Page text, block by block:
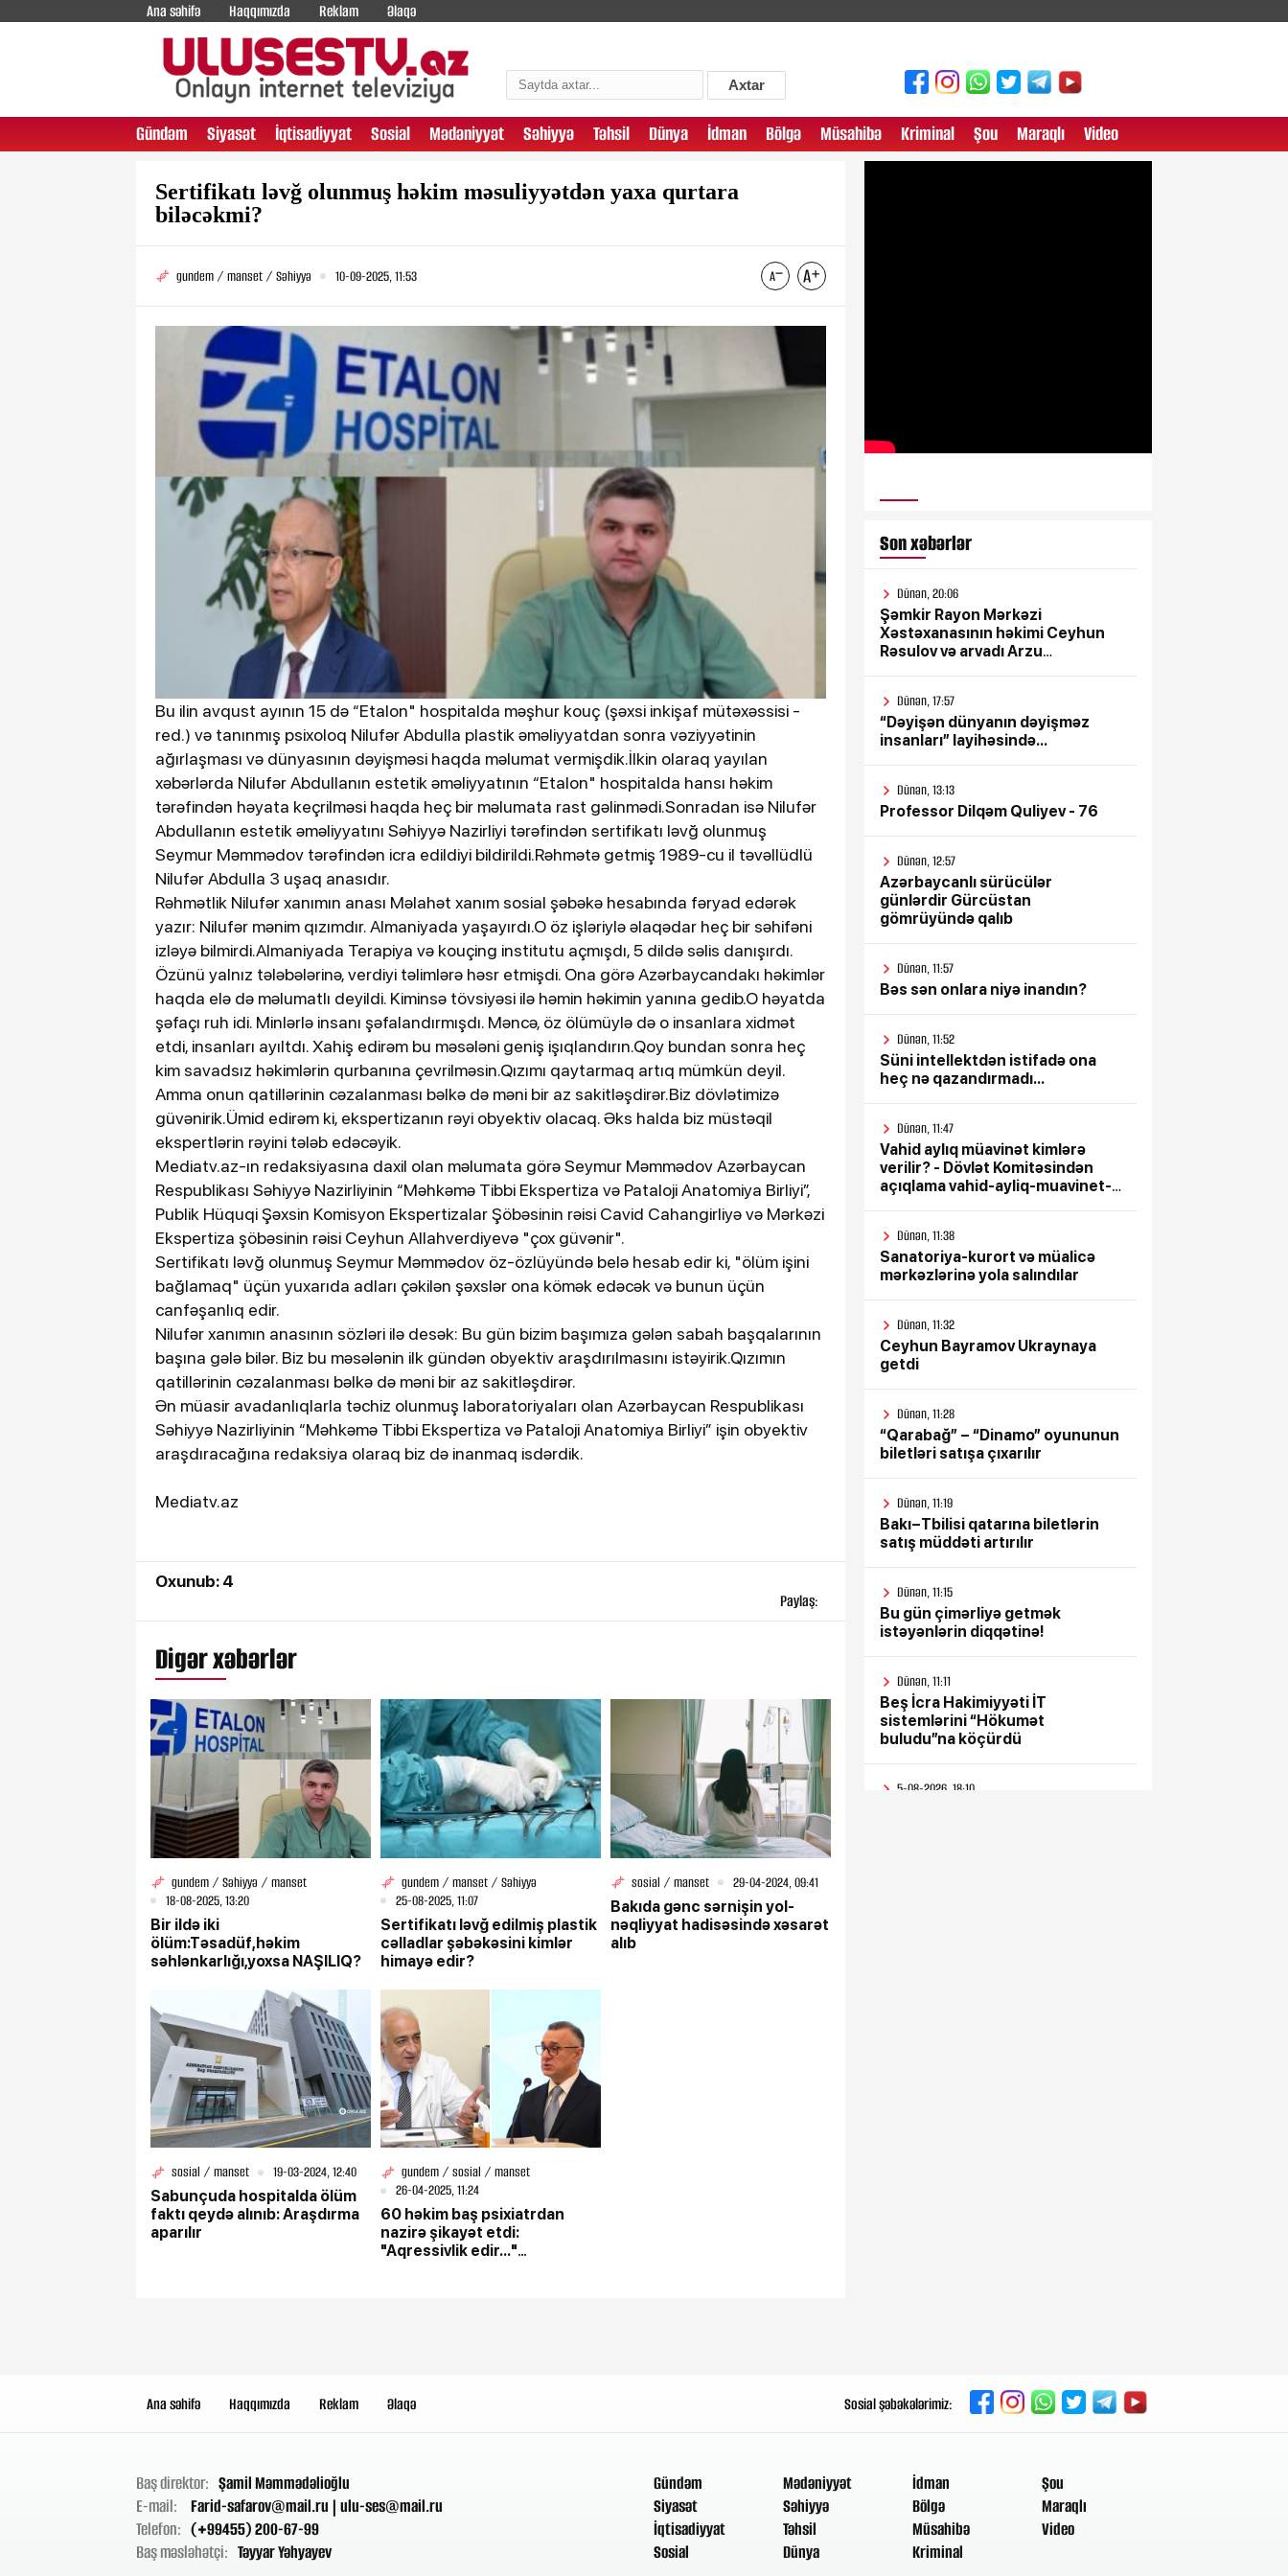
Ana səhifə Haqqımızda Reklam Əlaqə
Axtar
Gündəm Siyasət İqtisadiyyat Sosial Mədəniyyət Səhiyyə Təhsil Dünya İdman Bölgə Müsahibə Kriminal Şou Maraqlı Video
Sertifikatı ləvğ olunmuş həkim məsuliyyətdən yaxa qurtara
biləcəkmi?
gundem / manset / Səhiyyə 10-09-2025, 11:53
Bu ilin avqust ayının 15 də “Etalon" hospitalda məşhur kouç (şəxsi inkişaf mütəxəssisi -
red.) və tanınmış psixoloq Nilufər Abdulla plastik əməliyyatdan sonra vəziyyətinin
ağırlaşması və dünyasının dəyişməsi haqda məlumat vermişdik.İlkin olaraq yayılan
xəbərlərda Nilufər Abdullanın estetik əməliyyatının “Etalon" hospitalda hansı həkim
tərəfindən həyata keçrilməsi haqda heç bir məlumata rast gəlinmədi.Sonradan isə Nilufər
Abdullanın estetik əməliyyatını Səhiyyə Nazirliyi tərəfindən sertifikatı ləvğ olunmuş
Seymur Məmmədov tərəfindən icra edildiyi bildirildi.Rəhmətə getmiş 1989-cu il təvəllüdlü
Nilufər Abdulla 3 uşaq anasıdır.
Rəhmətlik Nilufər xanımın anası Məlahət xanım sosial şəbəkə hesabında fəryad edərək
yazır: Nilufər mənim qızımdır. Almaniyada yaşayırdı.O öz işləriylə əlaqədar heç bir səhifəni
izləyə bilmirdi.Almaniyada Terapiya və kouçing institutu açmışdı, 5 dildə səlis danışırdı.
Özünü yalnız tələbələrinə, verdiyi təlimlərə həsr etmişdi. Ona görə Azərbaycandakı həkimlər
haqda elə də məlumatlı deyildi. Kiminsə tövsiyəsi ilə həmin həkimin yanına gedib.O həyatda
şəfaçı ruh idi. Minlərlə insanı şəfalandırmışdı. Məncə, öz ölümüylə də o insanlara xidmət
etdi, insanları ayıltdı. Xahiş edirəm bu məsələni geniş işıqlandırın.Qoy bundan sonra heç
kim savadsız həkimlərin qurbanına çevrilməsin.Qızımı qaytarmaq artıq mümkün deyil.
Amma onun qatillərinin cəzalanması bəlkə də məni bir az sakitləşdirər.Biz dövlətimizə
güvənirik.Ümid edirəm ki, ekspertizanın rəyi obyektiv olacaq. Əks halda biz müstəqil
ekspertlərin rəyini tələb edəcəyik.
Mediatv.az-ın redaksiyasına daxil olan məlumata görə Seymur Məmmədov Azərbaycan
Respublikası Səhiyyə Nazirliyinin “Məhkəmə Tibbi Ekspertiza və Pataloji Anatomiya Birliyi”,
Publik Hüquqi Şəxsin Komisyon Ekspertizalar Şöbəsinin rəisi Cavid Cahangirliyə və Mərkəzi
Ekspertiza şöbəsinin rəisi Ceyhun Allahverdiyevə "çox güvənir".
Sertifikatı ləvğ olunmuş Seymur Məmmədov öz-özlüyündə belə hesab edir ki, "ölüm işini
bağlamaq" üçün yuxarıda adları çəkilən şəxslər ona kömək edəcək və bunun üçün
canfəşanlıq edir.
Nilufər xanımın anasının sözləri ilə desək: Bu gün bizim başımıza gələn sabah başqalarının
başına gələ bilər. Biz bu məsələnin ilk gündən obyektiv araşdırılmasını istəyirik.Qızımın
qatillərinin cəzalanması bəlkə də məni bir az sakitləşdirər.
Ən müasir avadanlıqlarla təchiz olunmuş laboratoriyaları olan Azərbaycan Respublikası
Səhiyyə Nazirliyinin “Məhkəmə Tibbi Ekspertiza və Pataloji Anatomiya Birliyi” işin obyektiv
araşdıracağına redaksiya olaraq biz də inanmaq isdərdik.
Mediatv.az
Oxunub: 4
Paylaş:
Digər xəbərlər
gundem / Səhiyyə / manset
18-08-2025, 13:20
Bir ildə iki
ölüm:Təsadüf,həkim
səhlənkarlığı,yoxsa NAŞILIQ?
gundem / manset / Səhiyyə
25-08-2025, 11:07
Sertifikatı ləvğ edilmiş plastik
cəlladlar şəbəkəsini kimlər
himayə edir?
sosial / manset
29-04-2024, 09:41
Bakıda gənc sərnişin yol-
nəqliyyat hadisəsində xəsarət
alıb
sosial / manset
19-03-2024, 12:40
Sabunçuda hospitalda ölüm
faktı qeydə alınıb: Araşdırma
aparılır
gundem / sosial / manset
26-04-2025, 11:24
60 həkim baş psixiatrdan
nazirə şikayət etdi:
"Aqressivlik edir..."
Son xəbərlər
Dünən, 20:06
Şəmkir Rayon Mərkəzi
Xəstəxanasının həkimi Ceyhun
Rəsulov və arvadı Arzu
ölümü ilə bağlı Şəmkir rayon
prokrurluğunda araşdırma
aparılır
Dünən, 17:57
“Dəyişən dünyanın dəyişməz
insanları” layihəsində...
Dünən, 13:13
Professor Dilqəm Quliyev - 76
Dünən, 12:57
Azərbaycanlı sürücülər
günlərdir Gürcüstan
gömrüyündə qalıb
Dünən, 11:57
Bəs sən onlara niyə inandın?
Dünən, 11:52
Süni intellektdən istifadə ona
heç nə qazandırmadı...
Dünən, 11:47
Vahid aylıq müavinət kimlərə
verilir? - Dövlət Komitəsindən
açıqlama vahid-ayliq-muavinet-
Dünən, 11:38
Sanatoriya-kurort və müalicə
mərkəzlərinə yola salındılar
Dünən, 11:32
Ceyhun Bayramov Ukraynaya
getdi
Dünən, 11:28
“Qarabağ” – “Dinamo” oyununun
biletləri satışa çıxarılır
Dünən, 11:19
Bakı–Tbilisi qatarına biletlərin
satış müddəti artırılır
Dünən, 11:15
Bu gün çimərliyə getmək
istəyənlərin diqqətinə!
Dünən, 11:11
Beş İcra Hakimiyyəti İT
sistemlərini “Hökumət
buludu”na köçürdü
5-08-2026, 18:10
Təyinatları
5-08-2026, 11:55
Türkəsilli Amerika
tədqiqatçısından Talebinə -
Ana səhifə Haqqımızda Reklam Əlaqə Sosial şəbəkələrimiz:
Baş direktor: Şamil Məmmədəlioğlu
E-mail:
Farid-safarov@mail.ru | ulu-ses@mail.ru
Telefon: (+99455) 200-67-99
Baş məsləhətçi: Təyyar Yəhyayev
Gündəm
Siyasət
İqtisadiyyat
Sosial
Mədəniyyət
Səhiyyə
Təhsil
Dünya
İdman
Bölgə
Müsahibə
Kriminal
Şou
Maraqlı
Video